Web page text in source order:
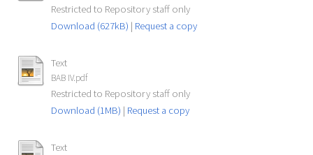
Restricted to Repository staff only
Download (627kB) | Request a copy
Text
BAB IV.pdf
Restricted to Repository staff only
Download (1MB) | Request a copy
Text